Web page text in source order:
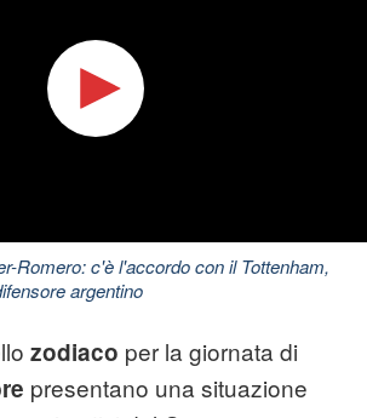
Romero: c'è l'accordo con il Tottenham,
argentino
zodiaco per la giornata di
presentano una situazione